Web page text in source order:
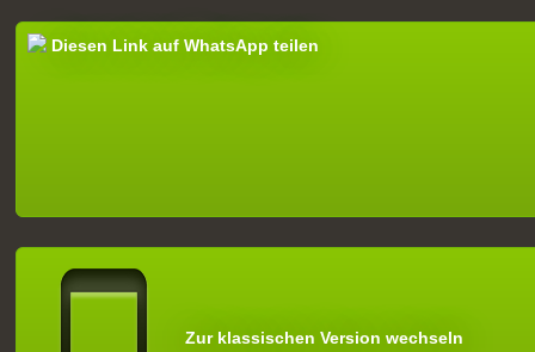
Diesen Link auf WhatsApp teilen
Zur klassischen Version wechseln